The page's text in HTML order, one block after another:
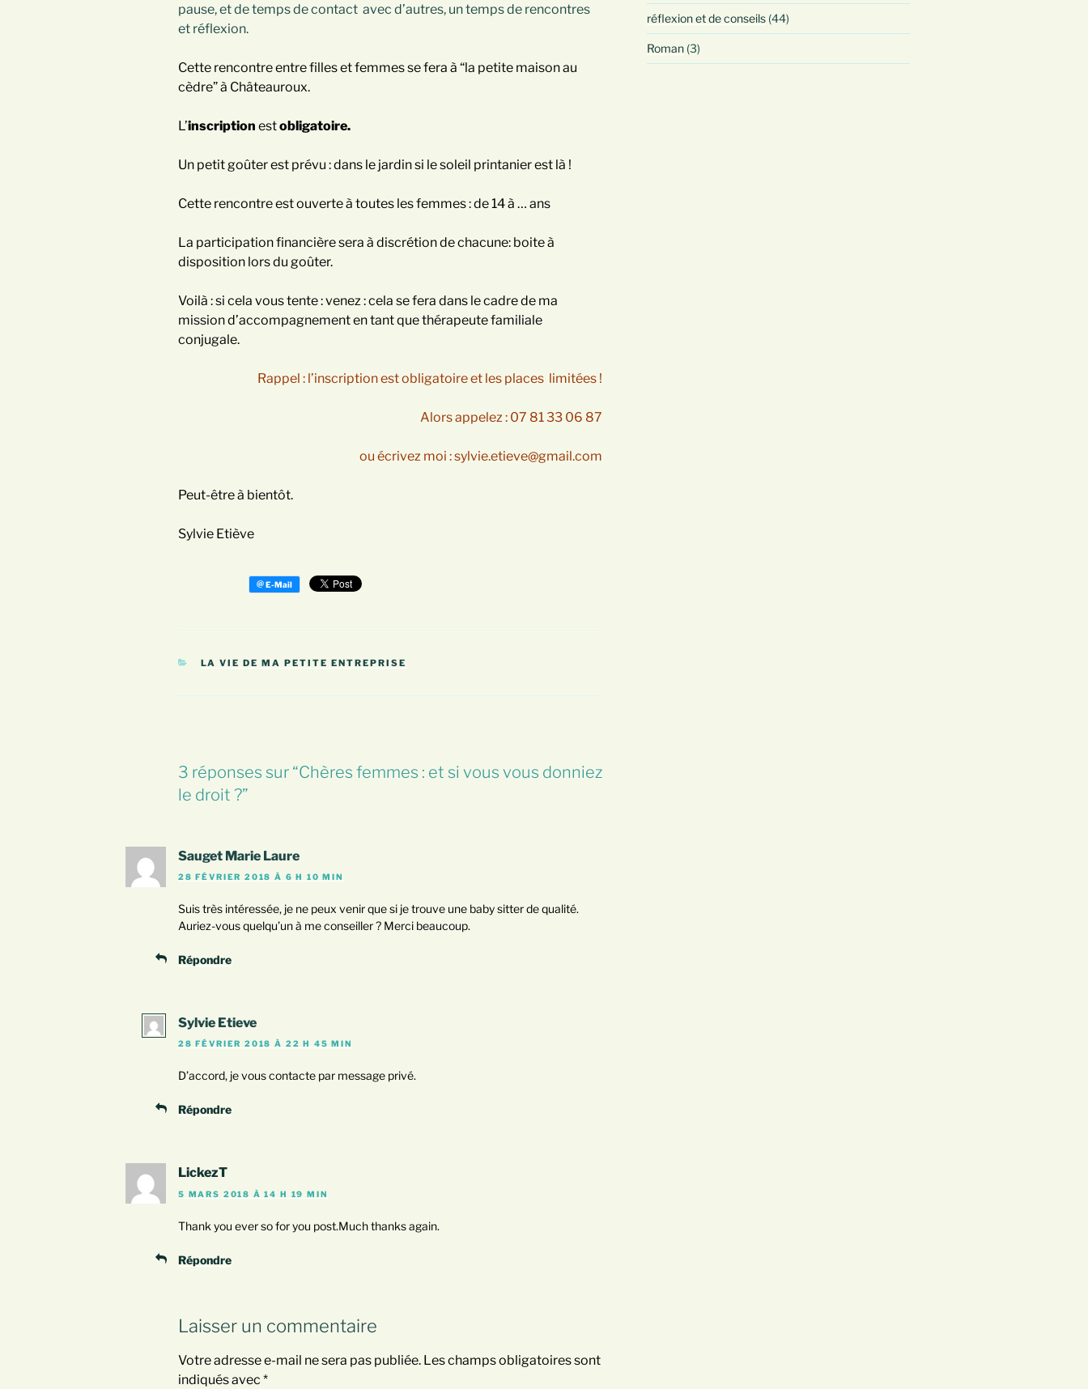
pause, et de temps de contact avec d’autres, un temps de rencontres
et réflexion.
Cette rencontre entre filles et femmes se fera à “la petite maison au
cèdre” à Châteauroux.
L’inscription estobligatoire.
Un petit goûter est prévu : dans le jardin si le soleil printanier est là !
Cette rencontre est ouverte à toutes les femmes : de 14 à … ans
La participation financière sera à discrétion de chacune: boite à
disposition lors du goûter.
Voilà : si cela vous tente : venez : cela se fera dans le cadre de ma
mission d’accompagnement en tant que thérapeute familiale
conjugale.
Rappel : l’inscription est obligatoire et les places limitées !
Alors appelez : 07 81 33 06 87
ou écrivez moi : sylvie.etieve@gmail.com
Peut-être à bientôt.
Sylvie Etiève
CATÉGORIES
LA VIE DE MA PETITE ENTREPRISE
3 réponses sur “Chères femmes : et si vous vous donniez
le droit ?”
Sauget Marie Laure
28 FÉVRIER 2018 À 6 H 10 MIN
Suis très intéressée, je ne peux venir que si je trouve une baby sitter de qualité.
Auriez-vous quelqu’un à me conseiller ? Merci beaucoup.
Répondre
Sylvie Etieve
28 FÉVRIER 2018 À 22 H 45 MIN
D’accord, je vous contacte par message privé.
Répondre
LickezT
5 MARS 2018 À 14 H 19 MIN
Thank you ever so for you post.Much thanks again.
Répondre
Laisser un commentaire
Votre adresse e-mail ne sera pas publiée. Les champs obligatoires sont
indiqués avec *
réflexion et de conseils(44)
Roman(3)